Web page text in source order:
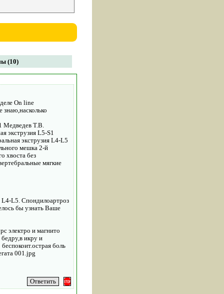
(10)
On line
знаю,насколько
Медведев Т.В.
экструзия L5-S1
экструзия L4-L5
мешка 2-й
хвоста без
мягкие
L4-L5. Спондилоартроз
бы узнать Ваше
электро и магнито
икру и
боль
001.jpg